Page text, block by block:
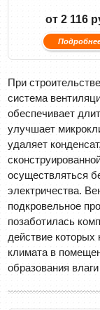
от 2 116
При
система
обеспечивает
улучшает
удаляет
осуществляться
электричества.
подкровельное
позаботилась
действие которых
климата в
образования